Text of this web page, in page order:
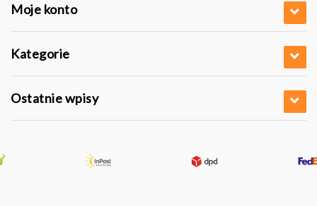
Moje konto
Kategorie
Ostatnie wpisy